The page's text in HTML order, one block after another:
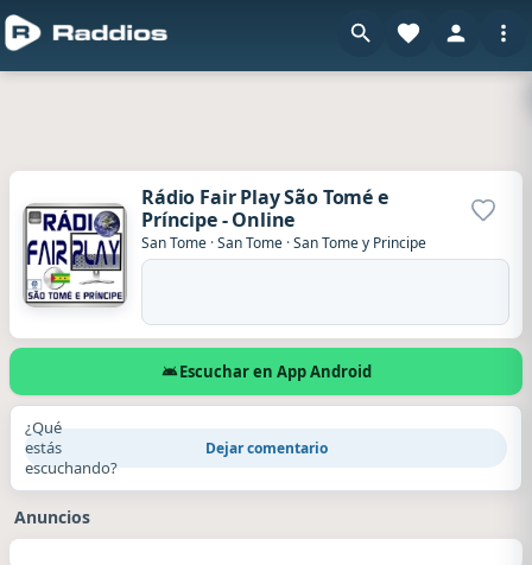
Rádio Fair Play São Tomé e
Príncipe - Online
San Tome ·San Tome ·San Tome y Principe
Escuchar en App Android
¿Qué
estás
escuchando?
Dejar comentario
Anuncios